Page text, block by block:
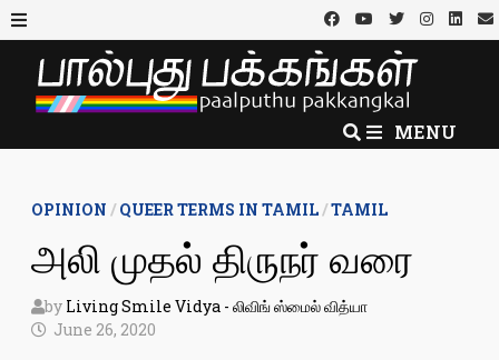
Skip
to
content
MENU
MENU
OPINION /QUEER TERMS IN TAMIL/TAMIL
அலி முதல் திருநர் வரை
by Living Smile Vidya - லிவிங் ஸ்மைல் வித்யா
June 26, 2020